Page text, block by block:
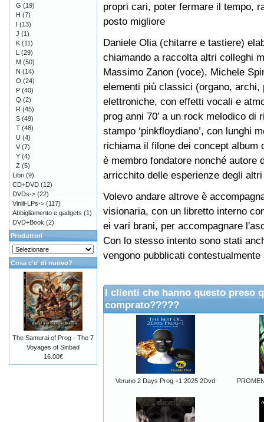
propri cari, poter fermare il tempo,
posto migliore
Daniele Olia (chitarre e tastiere)
chiamando a raccolta altri colleghi
Massimo Zanon (voce), Michele
elementi più classici (organo,
elettroniche, con effetti vocali e
prog anni 70’ a un rock melodico
stampo ‘pinkfloydiano’, con lunghi
richiama il filone dei concept
è membro fondatore nonché autore
arricchito delle esperienze degli
Volevo andare altrove è
visionaria, con un libretto interno
ei vari brani, per accompagnare
Con lo stesso intento sono stati
vengono pubblicati contestualmente
I clienti che hanno questo preso
comprato?????
Veruno 2 Days Prog +1 2025 2Dvd
G (19)
H (7)
I (13)
J (1)
K (11)
L (29)
M (50)
N (14)
O (24)
P (40)
Q (2)
R (45)
S (49)
T (48)
U (4)
V (7)
Y (4)
Z (5)
Libri (9)
CD+DVD (12)
DVDs-> (22)
Vinili-LPs-> (117)
Abbigliamento e gadgets (1)
DVD+Book (2)
Produttori
Cosa c'e' di nuovo?
The Samurai of Prog - The 7
Voyages of Sinbad
16.00€